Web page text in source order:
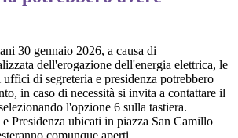
30 gennaio 2026, a causa di
dell'erogazione dell'energia elettrica, le
di segreteria e presidenza potrebbero
in caso di necessità si invita a contattare il
l'opzione 6 sulla tastiera.
Presidenza ubicati in piazza San Camillo